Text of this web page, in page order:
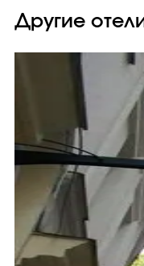
Другие